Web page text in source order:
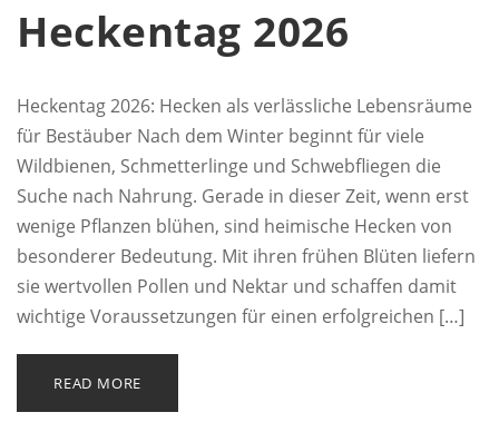
Heckentag 2026
Heckentag 2026: Hecken als verlässliche Lebensräume
für Bestäuber Nach dem Winter beginnt für viele
Wildbienen, Schmetterlinge und Schwebfliegen die
Suche nach Nahrung. Gerade in dieser Zeit, wenn erst
wenige Pflanzen blühen, sind heimische Hecken von
besonderer Bedeutung. Mit ihren frühen Blüten liefern
sie wertvollen Pollen und Nektar und schaffen damit
wichtige Voraussetzungen für einen erfolgreichen […]
READ MORE